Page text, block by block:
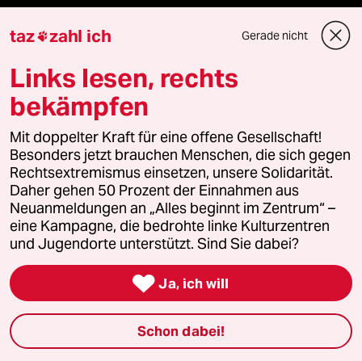
klima update°
Mauerecho
Freie Rede
reingehen
Newsletter
team zukunft
taz zahl ich Gerade nicht
Links lesen, rechts
bekämpfen
Mit doppelter Kraft für eine offene Gesellschaft!
Besonders jetzt brauchen Menschen, die sich gegen
Rechtsextremismus einsetzen, unsere Solidarität.
Daher gehen 50 Prozent der Einnahmen aus
Neuanmeldungen an „Alles beginnt im Zentrum“ –
eine Kampagne, die bedrohte linke Kulturzentren
und Jugendorte unterstützt. Sind Sie dabei?
 Ja, ich will
Schon dabei!